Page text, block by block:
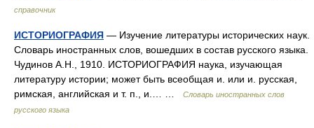
справочник
ИСТОРИОГРАФИЯ — Изучение литературы исторических наук.
Словарь иностранных слов, вошедших в состав русского языка.
Чудинов А.Н., 1910. ИСТОРИОГРАФИЯ наука, изучающая
литературу истории; может быть всеобщая и. или и. русская,
римская, английская и т. п., и.… …
Словарь иностранных слов
русского языка